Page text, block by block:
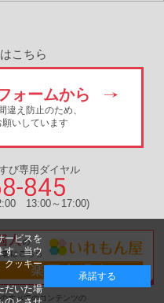
こちら
ォームから
違え防止のため、
いしています
び専用ダイヤル
13:00～17:00)
すべてのコンテンツの
ービスを
す。当ウ
クッキー
だいた場
承諾する